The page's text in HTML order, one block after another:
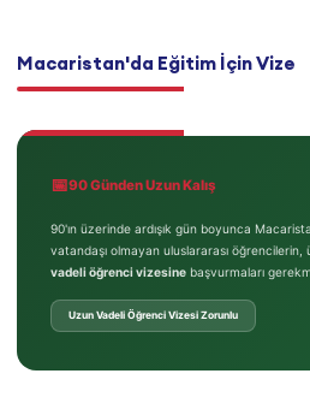
Macaristan'da Eğitim İçin Vize
📅90 Günden Uzun Kalış
90'ın üzerinde ardışık gün boyunca
vatandaşı olmayan uluslararası
vadeli öğrenci vizesine başvurmaları
Uzun Vadeli Öğrenci Vizesi Zorunlu